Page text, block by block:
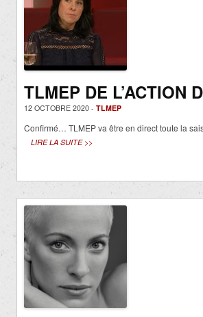
TLMEP DE L’ACTION
12 OCTOBRE 2020 - TLMEP
Confirmé… TLMEP va être en direct toute la
LIRE LA SUITE >>